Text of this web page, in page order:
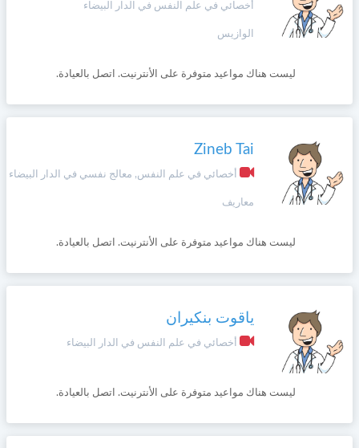
أخصائي في علم النفس في الدار البيضاء
الوازيس
ليست هناك مواعيد متوفرة على الأنترنيت. اتصل بالعيادة.
Zineb Tai
أخصائي في علم النفس, معالج نفسي في الدار البيضاء
معاريف
ليست هناك مواعيد متوفرة على الأنترنيت. اتصل بالعيادة.
ياقوت بنكيران
أخصائي في علم النفس في الدار البيضاء
ليست هناك مواعيد متوفرة على الأنترنيت. اتصل بالعيادة.